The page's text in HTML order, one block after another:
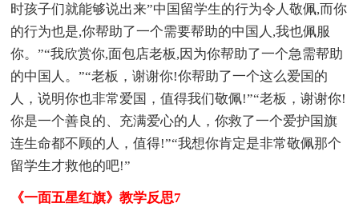
时孩子们就能够说出来”中国留学生的行为令人敬佩,而你
的行为也是,你帮助了一个需要帮助的中国人,我也佩服
你。”“我欣赏你,面包店老板,因为你帮助了一个急需帮助
的中国人。”“老板，谢谢你!你帮助了一个这么爱国的
人，说明你也非常爱国，值得我们敬佩!”“老板，谢谢你!
你是一个善良的、充满爱心的人，你救了一个爱护国旗
连生命都不顾的人，值得!”“我想你肯定是非常敬佩那个
留学生才救他的吧!”
《一面五星红旗》教学反思7